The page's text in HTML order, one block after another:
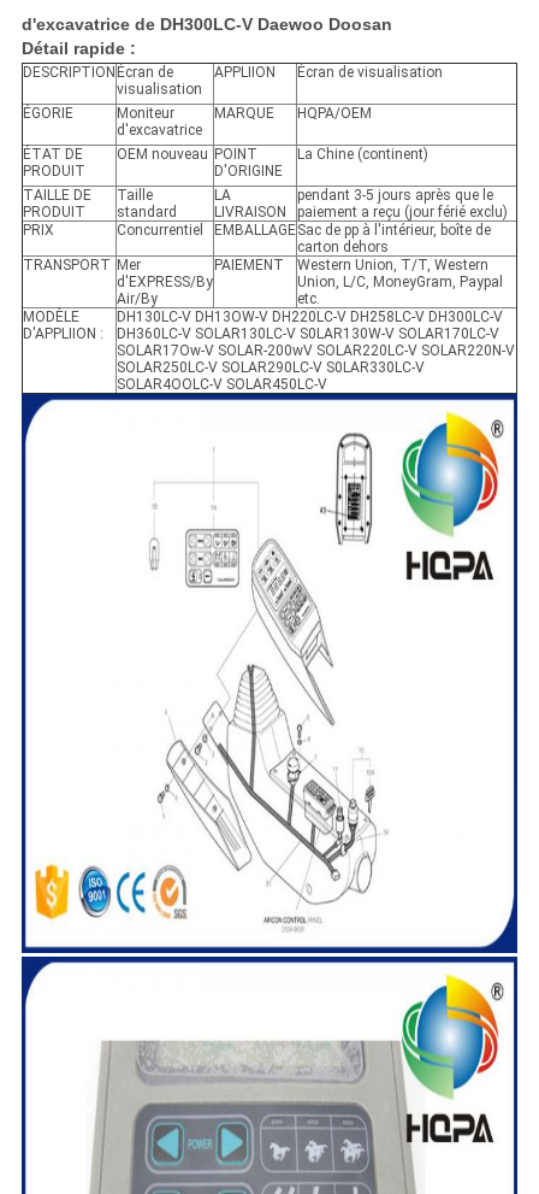
d'excavatrice de DH300LC-V Daewoo Doosan
Détail rapide :
DESCRIPTION Écran de
visualisation
APPLIION Écran de visualisation
ÉGORIE
Moniteur
d'excavatrice
MARQUE HQPA/OEM
ÉTAT DE
PRODUIT
OEM nouveau POINT
D'ORIGINE
La Chine (continent)
TAILLE DE
PRODUIT
Taille
standard
LA
LIVRAISON
pendant 3-5 jours après que le
paiement a reçu (jour férié exclu)
PRIX
Concurrentiel EMBALLAGESac de pp à l'intérieur, boîte de
carton dehors
TRANSPORT Mer
d'EXPRESS/By
Air/By
PAIEMENT
Western Union, T/T, Western
Union, L/C, MoneyGram, Paypal
etc.
MODÈLE
D'APPLIION :
DH130LC-V DH13OW-V DH220LC-V DH258LC-V DH300LC-V
DH360LC-V SOLAR130LC-V S0LAR130W-V SOLAR170LC-V
SOLAR17Ow-V SOLAR-200wV SOLAR220LC-V SOLAR220N-V
SOLAR250LC-V SOLAR290LC-V S0LAR330LC-V
SOLAR4OOLC-V SOLAR450LC-V